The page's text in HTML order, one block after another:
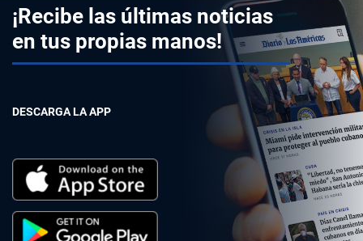
¡Recibe las últimas noticias
en tus propias manos!
DESCARGA LA APP